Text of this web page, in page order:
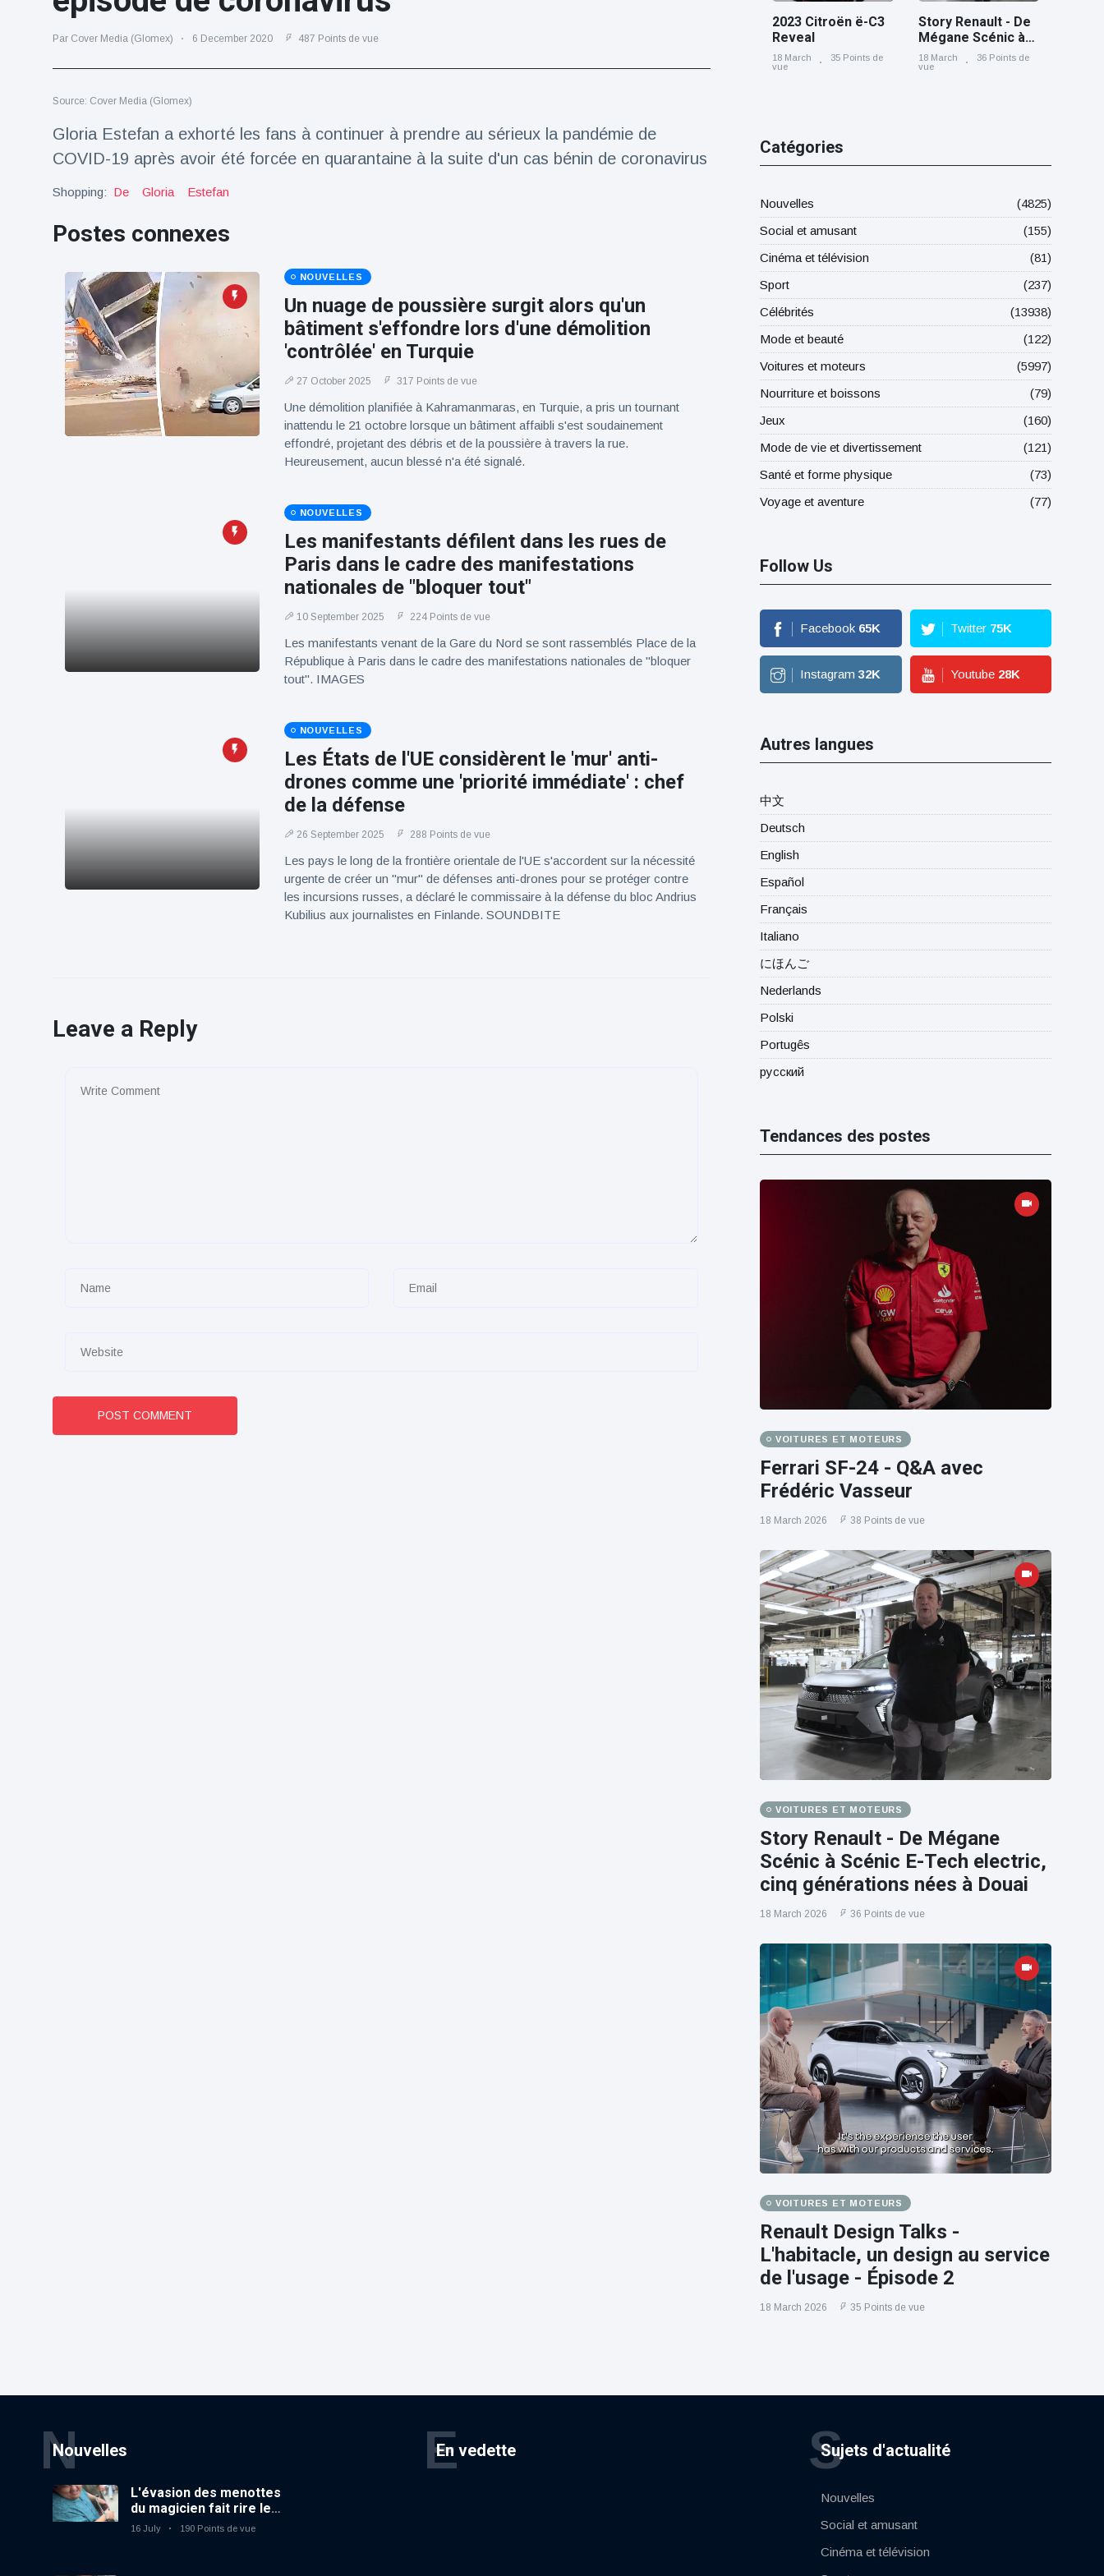
2023 Citroën
ë-C3 Reveal
Le Roadster
F8 Spider est
le dernier
One-Off de
Maranello
Lotus dévoile
Emeya, sa
première
Hyper-GT
100électrique
18 March
22
Points de vue
Par Cover Media (Glomex) 6 December 2020 487 Points de vue
Source: Cover Media (Glomex)
Gloria Estefan a exhorté les fans à continuer à prendre au sérieux la pandémie de
COVID-19 après avoir été forcée en quarantaine à la suite d'un cas bénin de coronavirus
Shopping: De Gloria Estefan
Postes connexes
NOUVELLES
Un nuage de poussière surgit alors qu'un
bâtiment s'effondre lors d'une démolition
'contrôlée' en Turquie
27 October 2025 317 Points de vue
Une démolition planifiée à Kahramanmaras, en Turquie, a pris un tournant
inattendu le 21 octobre lorsque un bâtiment affaibli s'est soudainement
effondré, projetant des débris et de la poussière à travers la rue.
Heureusement, aucun blessé n'a été signalé.
NOUVELLES
Les manifestants défilent dans les rues de
Paris dans le cadre des manifestations
nationales de "bloquer tout"
10 September 2025 224 Points de vue
Les manifestants venant de la Gare du Nord se sont rassemblés Place de la
République à Paris dans le cadre des manifestations nationales de "bloquer
tout". IMAGES
NOUVELLES
Les États de l'UE considèrent le 'mur' anti-
drones comme une 'priorité immédiate' : chef
de la défense
26 September 2025 288 Points de vue
Les pays le long de la frontière orientale de l'UE s'accordent sur la nécessité
urgente de créer un "mur" de défenses anti-drones pour se protéger contre
les incursions russes, a déclaré le commissaire à la défense du bloc Andrius
Kubilius aux journalistes en Finlande. SOUNDBITE
Leave a Reply
POST COMMENT
2023 Citroën ë-C3
Reveal
18 March
35 Points de
vue
Story Renault - De
Mégane Scénic à
Scénic E-Tech
electric, cinq
18 March
36 Points de
vue
Catégories
Nouvelles
(4825)
Social et amusant
(155)
Cinéma et télévision
(81)
Sport
(237)
Célébrités
(13938)
Mode et beauté
(122)
Voitures et moteurs
(5997)
Nourriture et boissons
(79)
Jeux
(160)
Mode de vie et divertissement
(121)
Santé et forme physique
(73)
Voyage et aventure
(77)
Follow Us
Facebook 65K Twitter 75K
Instagram 32K Youtube 28K
Autres langues
中文
Deutsch
English
Español
Français
Italiano
にほんご
Nederlands
Polski
Portugês
русский
Tendances des postes
VOITURES ET MOTEURS
Ferrari SF-24 - Q&A avec
Frédéric Vasseur
18 March 2026 38 Points de vue
VOITURES ET MOTEURS
Story Renault - De Mégane
Scénic à Scénic E-Tech electric,
cinq générations nées à Douai
18 March 2026 36 Points de vue
VOITURES ET MOTEURS
Renault Design Talks -
L'habitacle, un design au service
de l'usage - Épisode 2
18 March 2026 35 Points de vue
Nouvelles
N
L'évasion des menottes
du magicien fait rire le
public
16 July 190 Points de vue
En vedette
E Sujets d'actualité
S
Nouvelles
Social et amusant
Cinéma et télévision